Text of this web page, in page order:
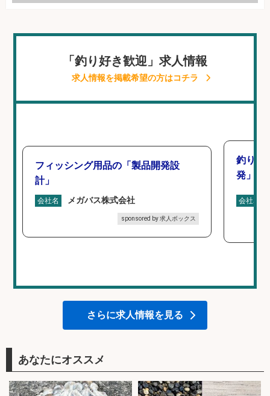
「釣り好き歓迎」求人情報
求人情報を掲載希望の方はコチラ
フィッシング用品の「製品開発設
計」
会社名 メガバス株式会社
sponsored by 求人ボックス
釣り好
発」/
会社名
さらに求人情報を見る
あなたにオススメ